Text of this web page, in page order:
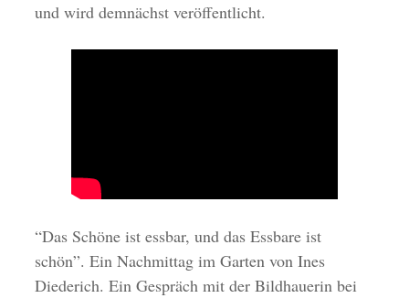
und wird demnächst veröffentlicht.
“Das Schöne ist essbar, und das Essbare ist
schön”. Ein Nachmittag im Garten von Ines
Diederich. Ein Gespräch mit der Bildhauerin bei